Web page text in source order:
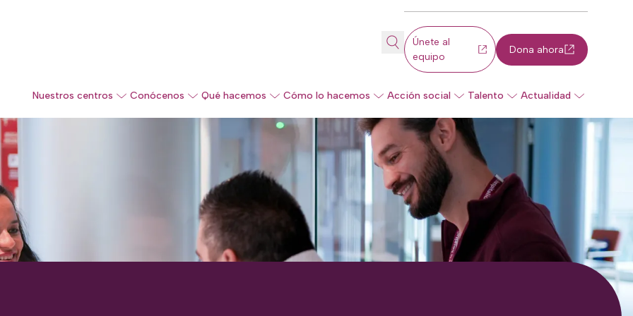
Únete al
equipo
Dona ahora
Nuestros centros Conócenos Qué hacemos Cómo lo hacemos Acción social Talento Actualidad